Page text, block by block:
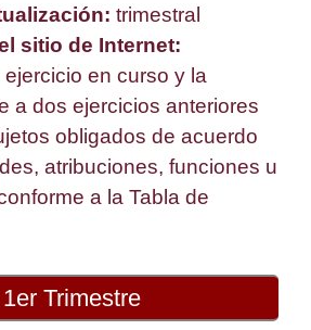
trimestral
sitio de Internet:
en curso y la
a dos ejercicios anteriores
obligados de acuerdo
atribuciones, funciones u
a la Tabla de
Trimestre